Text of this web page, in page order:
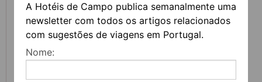
A Hotéis de Campo publica semanalmente uma
newsletter com todos os artigos relacionados
com sugestões de viagens em Portugal.
Nome:
UVVA REGRESSA A AMARANTE PARA
CELEBRAR O VINHO, A GASTRONOMIA E A
CULTURA